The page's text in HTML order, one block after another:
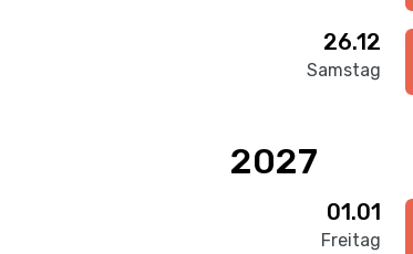
26.12
Samstag
2027
01.01
Freitag